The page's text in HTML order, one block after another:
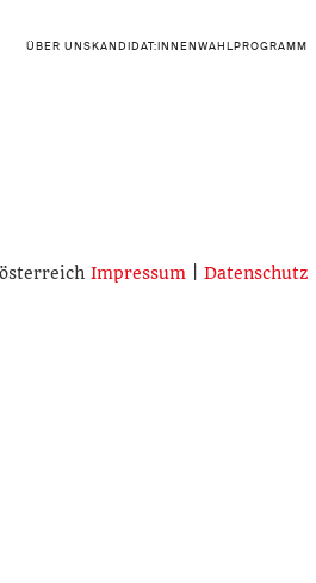
ÜBER UNS KANDIDAT:INNENWAHLPROGRAMM
Impressum |Datenschutz